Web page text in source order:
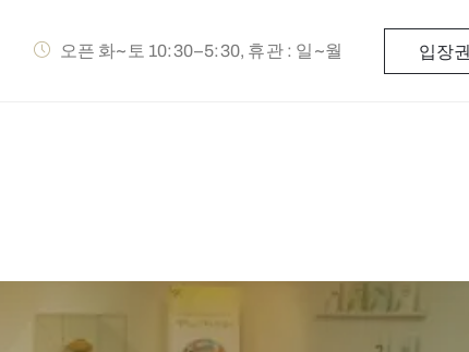
오픈 화~토 10:30–5:30, 휴관 : 일~월 입장권